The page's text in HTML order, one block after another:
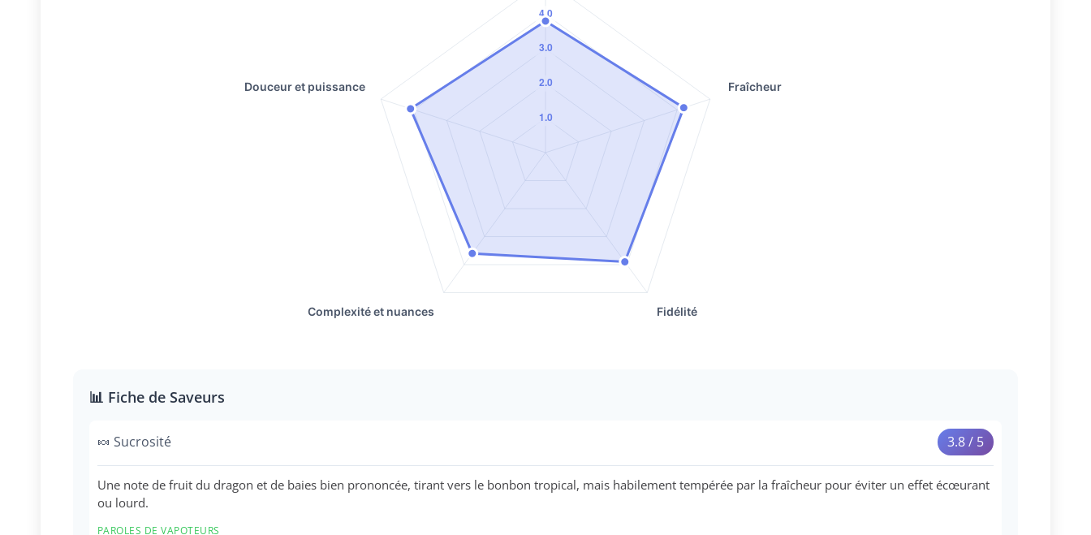
📊 Fiche de Saveurs
🍬 Sucrosité 3.8 / 5
Une note de fruit du dragon et de baies bien prononcée, tirant vers le bonbon tropical, mais habilement tempérée par la fraîcheur pour éviter un effet écœurant
ou lourd.
PAROLES DE VAPOTEURS